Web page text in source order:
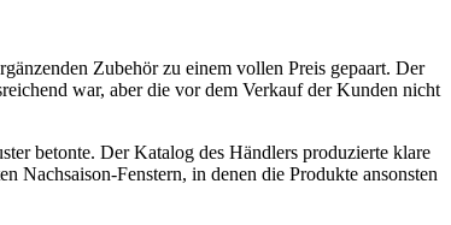
Zubehör zu einem vollen Preis gepaart. Der
war, aber die vor dem Verkauf der Kunden nicht
betonte. Der Katalog des Händlers produzierte klare
Nachsaison-Fenstern, in denen die Produkte ansonsten